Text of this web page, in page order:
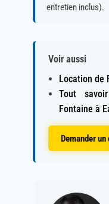
entretien inclus).
Voir aussi
Location de
Tout
Fontaine à
Demander